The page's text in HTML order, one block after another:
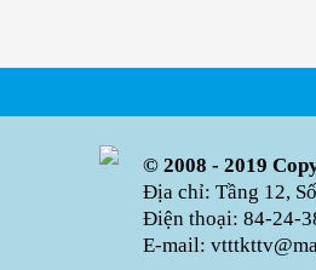
© 2008 - 2019
Địa chỉ: Tầng 12,
Điện thoại: 84-24-
E-mail: